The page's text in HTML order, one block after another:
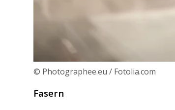
© Photographee.eu / Fotolia.com
Fasern